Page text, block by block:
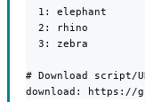
  1: elephant
  2: rhino
  3: zebra
# Download script/
download: https://